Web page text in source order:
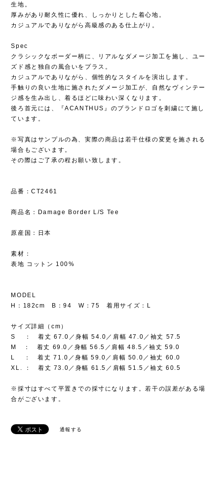
生地。
厚みがあり耐久性に優れ、しっかりとした着心地。
カジュアルでありながら高級感のある仕上がり。
Spec
クラシックなボーダー柄に、リアルなダメージ加工を施し、ユー
ズド感と独自の風合いをプラス。
カジュアルでありながら、個性的なスタイルを演出します。
手触りの良い生地に施されたダメージ加工が、自然なヴィンテー
ジ感を生み出し、着るほどに味わい深くなります。
後ろ首元には、『ACANTHUS』のブランドロゴを刺繍にて施し
ています。
※写真はサンプルの為、実際の商品は若干仕様の変更を施される
場合もございます。
その際はご了承の程お願い致します。
品番：CT2461
商品名：Damage Border L/S Tee
原産国：日本
素材：
表地 コットン 100%
MODEL
H：182cm B：94 W：75 着用サイズ：L
サイズ詳細（cm）
S ： 着丈 67.0／身幅 54.0／肩幅 47.0／袖丈 57.5
M ： 着丈 69.0／身幅 56.5／肩幅 48.5／袖丈 59.0
L ： 着丈 71.0／身幅 59.0／肩幅 50.0／袖丈 60.0
XL. ： 着丈 73.0／身幅 61.5／肩幅 51.5／袖丈 60.5
※採寸はすべて平置きでの採寸になります。若干の誤差がある場
合がございます。
通報する